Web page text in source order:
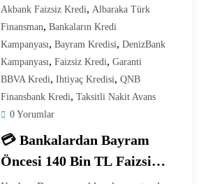
Akbank Faizsiz Kredi, Albaraka Türk
Finansman, Bankaların Kredi
Kampanyası, Bayram Kredisi, DenizBank
Kampanyası, Faizsiz Kredi, Garanti
BBVA Kredi, Ihtiyaç Kredisi, QNB
Finansbank Kredi, Taksitli Nakit Avans
0 Yorumlar
💳 Bankalardan Bayram
Öncesi 140 Bin TL Faizsiz